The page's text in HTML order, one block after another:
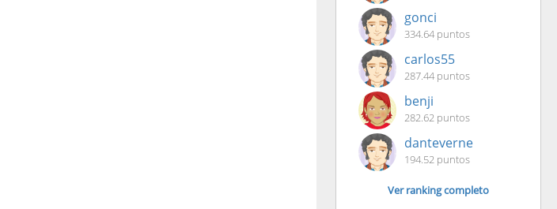
gonci
334.64 puntos
carlos55
287.44 puntos
benji
282.62 puntos
danteverne
194.52 puntos
Ver ranking completo